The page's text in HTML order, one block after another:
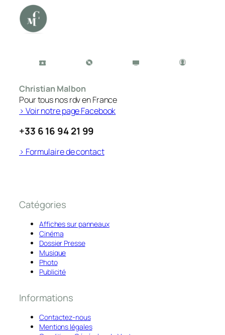
Christian Malbon
Pour tous nos rdv en France
> Voir notre page Facebook
+33 6 16 94 21 99
> Formulaire de contact
Catégories
Affiches sur panneaux
Cinéma
Dossier Presse
Musique
Photo
Publicité
Informations
Contactez-nous
Mentions légales